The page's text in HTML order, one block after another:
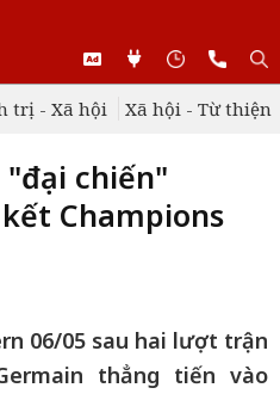
trị - Xã hội Xã hội - Từ thiện
"đại chiến"
Champions
06/05 sau hai lượt trận
thẳng tiến vào